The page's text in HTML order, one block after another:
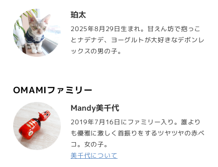
珀太
2025年8月29日生まれ。甘えん坊で抱っこ
とナデナデ、ヨーグルトが大好きなデボンレ
ックスの男の子。
OMAMIファミリー
Mandy美千代
2019年7月16日にファミリー入り。誰より
も優雅に激しく首振りをするツヤツヤの赤ベ
コ。女の子。
美千代について